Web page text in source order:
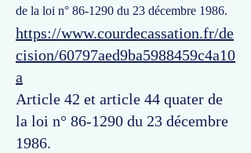
de la loi n° 86-1290 du 23 décembre 1986.
https://www.courdecassation.fr/de
cision/60797aed9ba5988459c4a10
a
Article 42 et article 44 quater de
la loi n° 86-1290 du 23 décembre
1986.